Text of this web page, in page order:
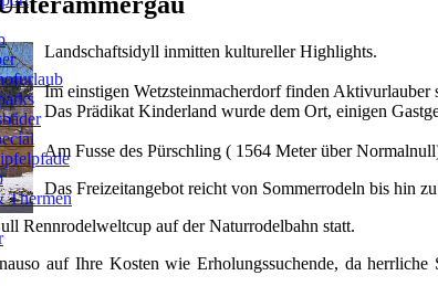
Landschaftsidyll inmitten kultureller Highlights.
Im einstigen Wetzsteinmacherdorf finden
Das Prädikat Kinderland wurde dem Ort, einigen
Am Fusse des Pürschling ( 1564 Meter über
Das Freizeitangebot reicht von Sommerrodeln bis hin
Rennrodelweltcup auf der Naturrodelbahn statt.
auf Ihre Kosten wie Erholungssuchende, da
Thermen